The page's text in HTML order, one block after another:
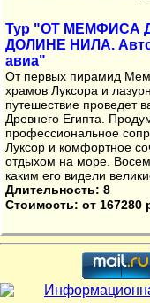
Тур "ОТ МЕМФИСА
ДОЛИНЕ НИЛА.
авиа"
От первых пирамид
храмов Луксора и
путешествие проведет
Древнего Египта.
профессиональное
Луксор и комфортное
отдыхом на море.
каким его видели
Длительность: 8
Стоимость: от 167280